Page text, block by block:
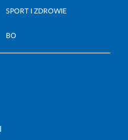
SPORT I ZDROWIE
BO